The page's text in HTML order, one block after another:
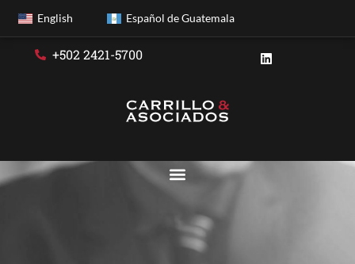
English Español de Guatemala
+502 2421-5700